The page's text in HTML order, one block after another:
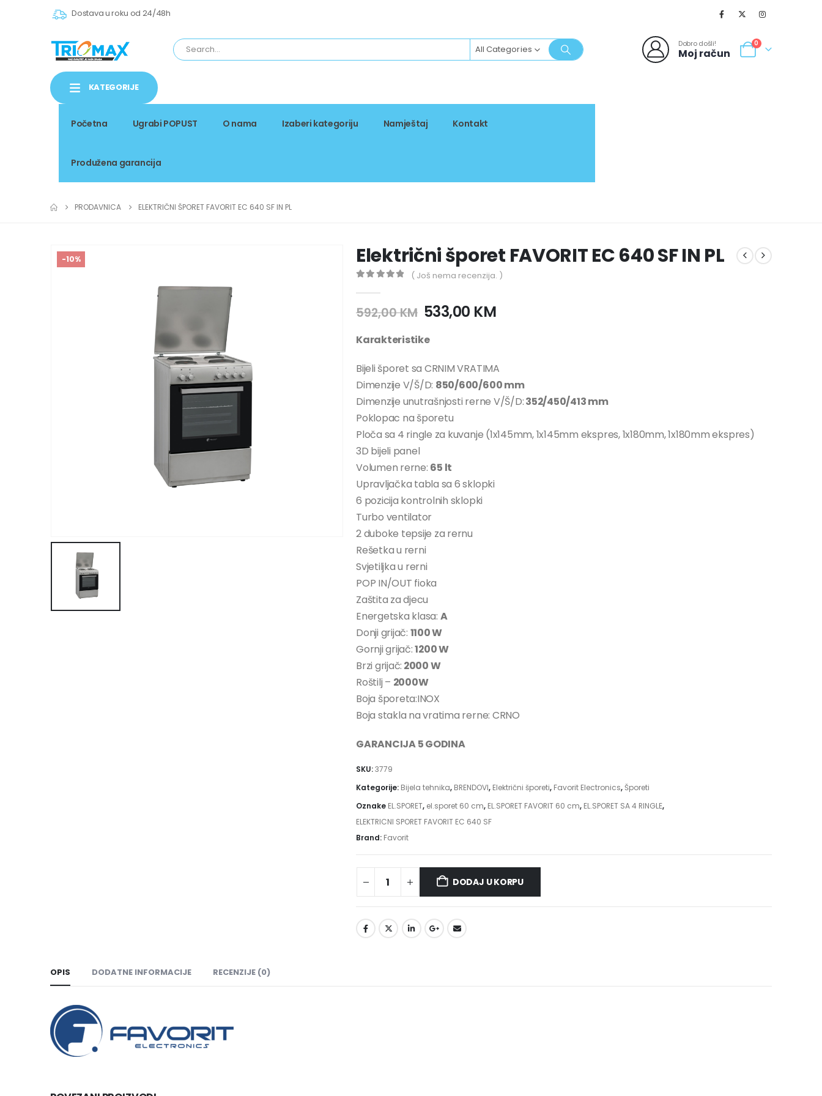
Dostava u roku od 24/48h
All Categories Dobro došli!
Moj račun
0
KATEGORIJE
Početna Ugrabi POPUST O nama Izaberi kategoriju Namještaj Kontakt
Produžena garancija
PRODAVNICA ELEKTRIČNI ŠPORET FAVORIT EC 640 SF IN PL
-10% Električni šporet FAVORIT EC 640 SF IN PL
( Još nema recenzija. )
592,00KM 533,00 KM
Karakteristike
Bijeli šporet sa CRNIM VRATIMA
Dimenzije V/Š/D: 850/600/600 mm
Dimenzije unutrašnjosti rerne V/Š/D:352/450/413 mm
Poklopac na šporetu
Ploča sa 4 ringle za kuvanje (1x145mm, 1x145mm ekspres, 1x180mm, 1x180mm ekspres)
3D bijeli panel
Volumen rerne: 65 lt
Upravljačka tabla sa 6 sklopki
6 pozicija kontrolnih sklopki
Turbo ventilator
2 duboke tepsije za rernu
Rešetka u rerni
Svjetiljka u rerni
POP IN/OUT fioka
Zaštita za djecu
Energetska klasa: A
Donji grijač: 1100 W
Gornji grijač:1200 W
Brzi grijač: 2000 W
Roštilj – 2000W
Boja šporeta:INOX
Boja stakla na vratima rerne: CRNO
GARANCIJA 5 GODINA
SKU:3779
Kategorije: Bijela tehnika, BRENDOVI, Električni šporeti, Favorit Electronics,Šporeti
Oznake EL.SPORET, el.sporet 60 cm, EL.SPORET FAVORIT 60 cm, EL.SPORET SA 4 RINGLE,
ELEKTRICNI SPORET FAVORIT EC 640 SF
Brand: Favorit
DODAJ U KORPU
OPIS DODATNE INFORMACIJE RECENZIJE (0)